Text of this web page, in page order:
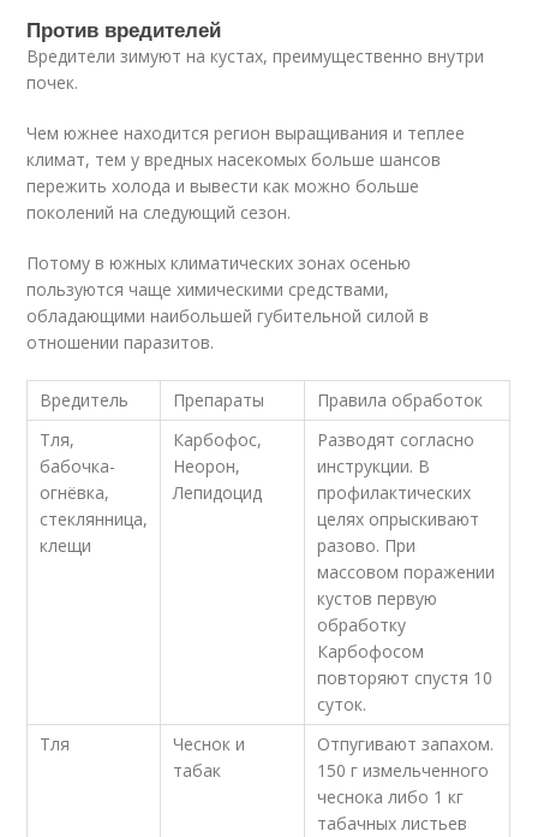
Против вредителей
Вредители зимуют на кустах, преимущественно внутри
почек.
Чем южнее находится регион выращивания и теплее
климат, тем у вредных насекомых больше шансов
пережить холода и вывести как можно больше
поколений на следующий сезон.
Потому в южных климатических зонах осенью
пользуются чаще химическими средствами,
обладающими наибольшей губительной силой в
отношении паразитов.
Вредитель Препараты
Правила обработок
Тля,
бабочка-
огнёвка,
стеклянница,
клещи
Карбофос,
Неорон,
Лепидоцид
Разводят согласно
инструкции. В
профилактических
целях опрыскивают
разово. При
массовом поражении
кустов первую
обработку
Карбофосом
повторяют спустя 10
суток.
Тля
Чеснок и
табак
Отпугивают запахом.
150 г измельченного
чеснока либо 1 кг
табачных листьев